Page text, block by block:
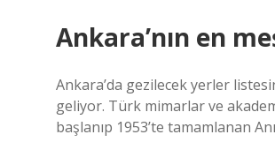
Ankara’nın en
Ankara’da gezilecek yerler
geliyor. Türk mimarlar ve
başlanıp 1953’te tamamlanan